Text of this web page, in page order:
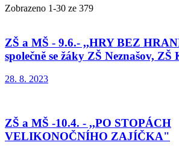
Zobrazeno 1-30 ze 379
ZŠ a MŠ - 9.6.- ,,HRY BEZ
společně se žáky ZŠ Neznašov,
28. 8. 2023
ZŠ a MŠ -10.4. - ,,PO STOPÁCH
VELIKONOČNÍHO ZAJÍČKA"